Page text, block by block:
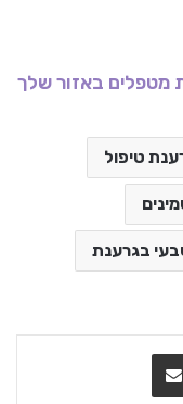
באזור שלך
טיפול
בגרענת